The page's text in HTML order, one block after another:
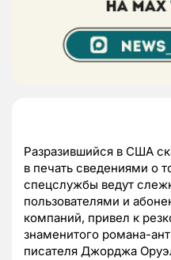
Разразившийся в США
в печать сведениями о
спецслужбы ведут
пользователями и
компаний, привел к
знаменитого романа-
писателя Джорджа